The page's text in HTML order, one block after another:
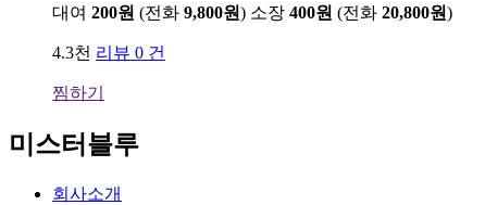
대여 200원 (전화 9,800원) 소장 400원 (전화 20,800원)
4.3천 리뷰 0 건
찜하기
미스터블루
회사소개